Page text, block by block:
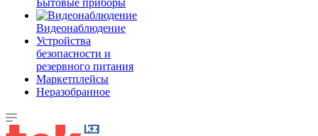
Бытовые приборы
Видеонаблюдение
Устройства
безопасности и
резервного питания
Маркетплейсы
Неразобранное